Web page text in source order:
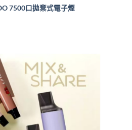
7500口拋棄式電子煙